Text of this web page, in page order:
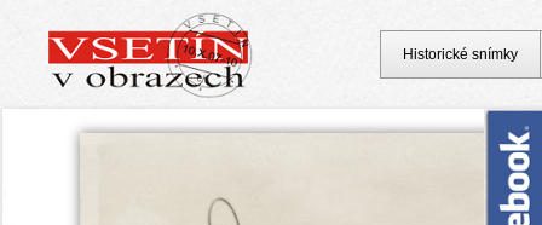
Historické snímky